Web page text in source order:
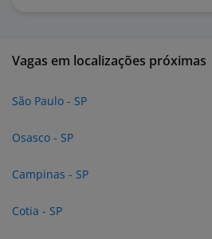
Vagas em localizações próximas
São Paulo - SP
Osasco - SP
Campinas - SP
Cotia - SP